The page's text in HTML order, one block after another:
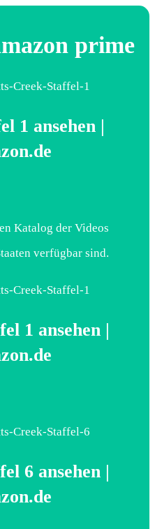
prime
Creek-Staffel-1
1 ansehen |
Katalog der Videos
verfügbar sind.
Creek-Staffel-1
1 ansehen |
Creek-Staffel-6
6 ansehen |